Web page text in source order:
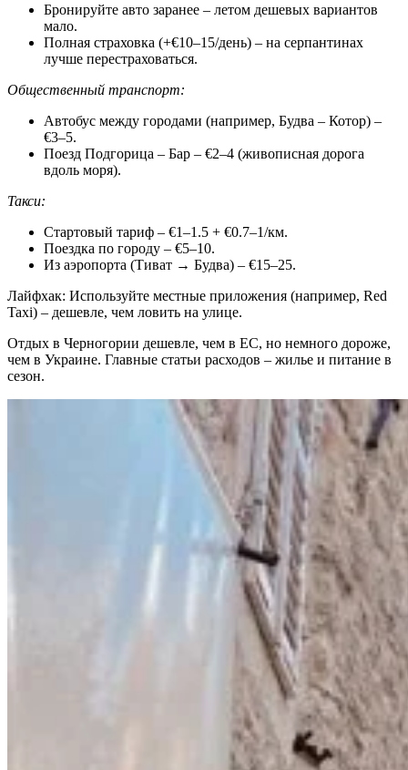
Бронируйте авто заранее – летом дешевых вариантов
мало.
Полная страховка (+€10–15/день) – на серпантинах
лучше перестраховаться.
Общественный транспорт:
Автобус между городами (например, Будва – Котор) –
€3–5.
Поезд Подгорица – Бар – €2–4 (живописная дорога
вдоль моря).
Такси:
Стартовый тариф – €1–1.5 + €0.7–1/км.
Поездка по городу – €5–10.
Из аэропорта (Тиват → Будва) – €15–25.
Лайфхак: Используйте местные приложения (например, Red
Taxi) – дешевле, чем ловить на улице.
Отдых в Черногории дешевле, чем в ЕС, но немного дороже,
чем в Украине. Главные статьи расходов – жилье и питание в
сезон.